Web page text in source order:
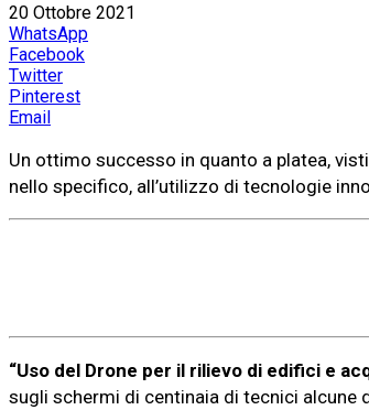
20 Ottobre 2021
WhatsApp
Facebook
Twitter
Pinterest
Email
Un ottimo successo in quanto a platea,
nello specifico, all’utilizzo di tecnologie
“Uso del Drone per il rilievo di edifici e
sugli schermi di centinaia di tecnici alcune